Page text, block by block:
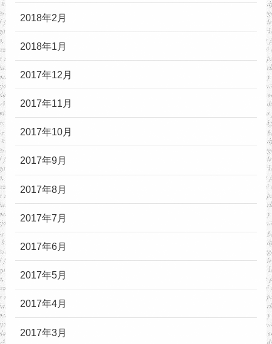
2018年2月
2018年1月
2017年12月
2017年11月
2017年10月
2017年9月
2017年8月
2017年7月
2017年6月
2017年5月
2017年4月
2017年3月